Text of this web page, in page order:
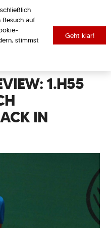
1.H55
IN
Besuch auf
stimmst
Geht klar!